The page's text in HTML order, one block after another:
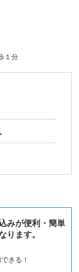
１分
みが便利・簡単
ります。
きる！